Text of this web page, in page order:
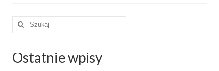
Nabożeństwa
Pogrzeb katolicki
Szuklaj
Ostatnie wpisy